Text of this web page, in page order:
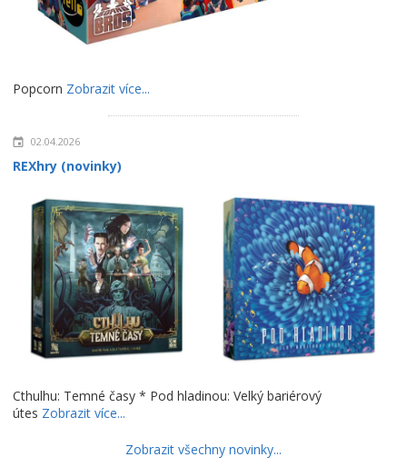
Popcorn Zobrazit více...
02.04.2026
REXhry (novinky)
Cthulhu: Temné časy * Pod hladinou: Velký bariérový
útes Zobrazit více...
Zobrazit všechny novinky...